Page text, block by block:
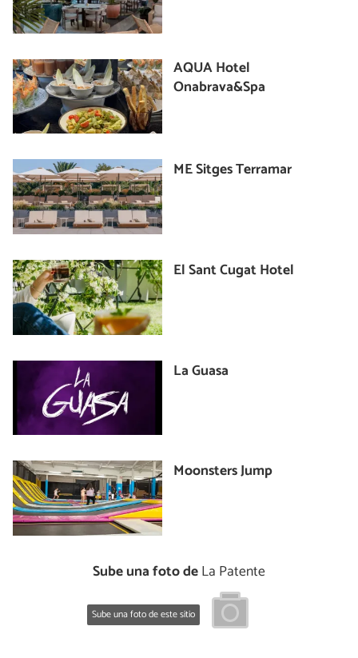
AQUA Hotel
Onabrava&Spa
ME Sitges Terramar
El Sant Cugat Hotel
La Guasa
Moonsters Jump
Sube una foto deLa Patente
Sube una foto de este sitio